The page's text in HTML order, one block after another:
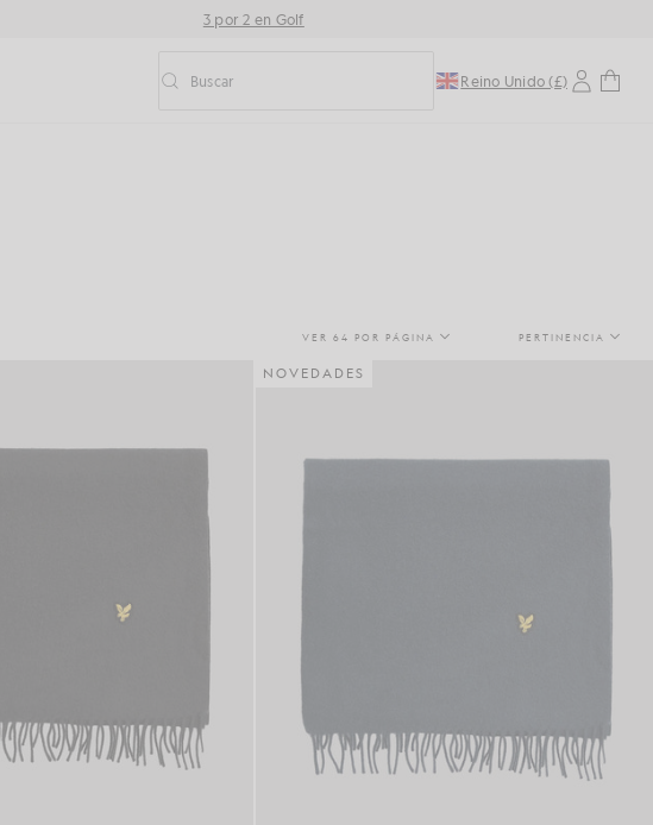
3 por 2 en Golf
Activar/desactivar la búsqueda predictiva
Buscar Reino Unido (£)
VER 64 POR PÁGINA PERTINENCIA
NOVEDADES